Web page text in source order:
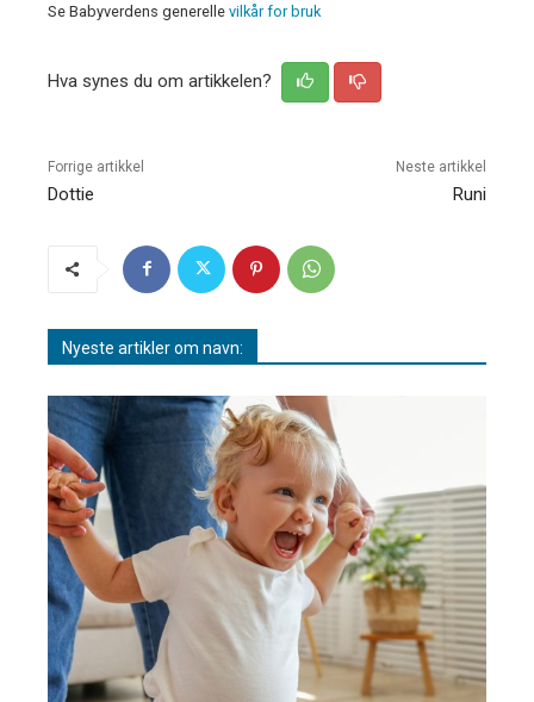
Se Babyverdens generelle vilkår for bruk
Hva synes du om artikkelen?
Forrige artikkel
Dottie
Neste artikkel
Runi
Nyeste artikler om navn: